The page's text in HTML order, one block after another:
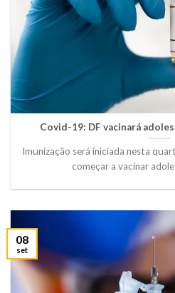
Covid-19: DF vacinará
Imunização será iniciada nesta
começar a vacinar
08
set